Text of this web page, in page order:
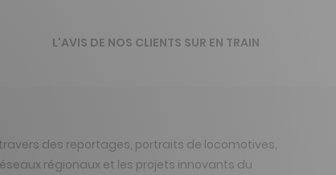
des reportages, portraits de locomotives,
régionaux et les projets innovants du
L'AVIS DE NOS CLIENTS SUR EN TRAIN